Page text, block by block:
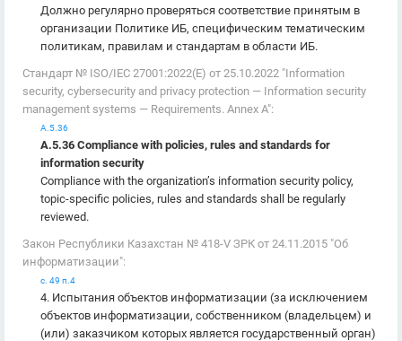
Должно регулярно проверяться соответствие принятым в
организации Политике ИБ, специфическим тематическим
политикам, правилам и стандартам в области ИБ.
Стандарт № ISO/IEC 27001:2022(E) от 25.10.2022 "Information
security, cybersecurity and privacy protection — Information security
management systems — Requirements. Annex A":
А.5.36
А.5.36 Compliance with policies, rules and standards for
information security
Compliance with the organization’s information security policy,
topic-specific policies, rules and standards shall be regularly
reviewed.
Закон Республики Казахстан № 418-V ЗРК от 24.11.2015 "Об
информатизации":
с. 49 п.4
4. Испытания объектов информатизации (за исключением
объектов информатизации, собственником (владельцем) и
(или) заказчиком которых является государственный орган)